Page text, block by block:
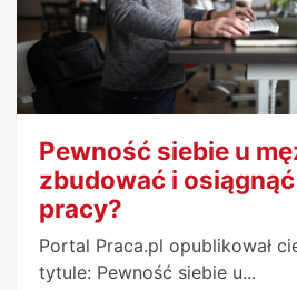
Pewność siebie u
zbudować i
pracy?
Portal Praca.pl opublikował
tytule: Pewność siebie u...